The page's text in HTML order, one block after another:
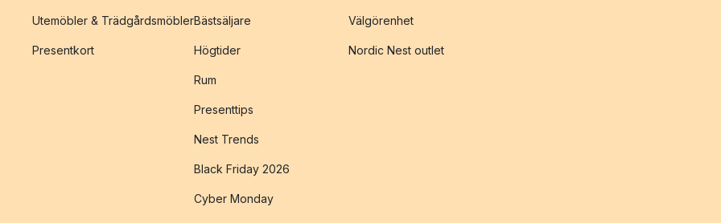
Utemöbler & Trädgårdsmöbler
Presentkort
Bästsäljare
Högtider
Rum
Presenttips
Nest Trends
Black Friday 2026
Cyber Monday
Välgörenhet
Nordic Nest outlet